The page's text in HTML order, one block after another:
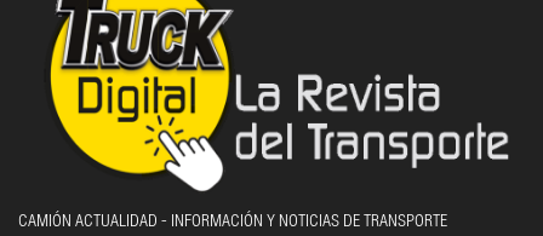
CAMIÓN ACTUALIDAD - INFORMACIÓN Y NOTICIAS DE TRANSPORTE